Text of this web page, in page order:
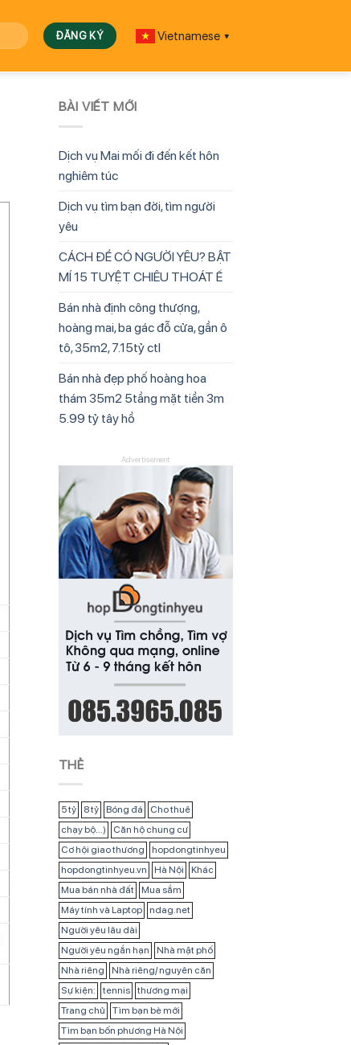
Vietnamese ▼
BÀI VIẾT MỚI
Dịch vụ Mai mối đi đến kết hôn
nghiêm túc
Dịch vụ tìm bạn đời, tìm người
yêu
CÁCH ĐỂ CÓ NGƯỜI YÊU? BẬT
MÍ 15 TUYỆT CHIÊU THOÁT Ế
Bán nhà định công thượng,
hoàng mai, ba gác đỗ cửa, gần ô
tô, 35m2, 7.15tỷ ctl
Bán nhà đẹp phố hoàng hoa
thám 35m2 5tầng mặt tiền 3m
5.99 tỷ tây hồ
Advertisement
THẺ
5 tỷ 8 tỷ Bóng đá
Cho thuê
chạy bộ...)
Căn hộ chung cư
Cơ hội giao thương
hopdongtinhyeu
hopdongtinhyeu.vn
Hà Nội
Khác
Mua bán nhà đất
Mua sắm
Máy tính và Laptop
ndag.net
Người yêu lâu dài
Người yêu ngắn hạn
Nhà mặt phố
Nhà riêng
Nhà riêng/ nguyên căn
Sự kiện:
tennis
thương mại
Trang chủ
Tìm bạn bè mới
Tìm bạn bốn phương Hà Nội